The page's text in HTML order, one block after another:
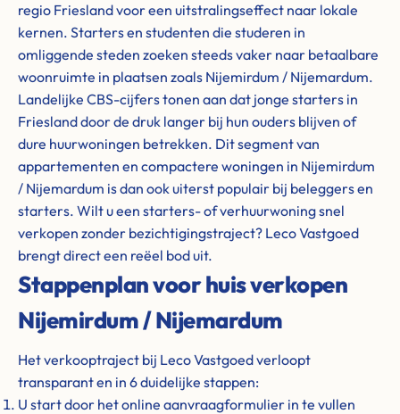
regio Friesland voor een uitstralingseffect naar lokale
kernen. Starters en studenten die studeren in
omliggende steden zoeken steeds vaker naar betaalbare
woonruimte in plaatsen zoals Nijemirdum / Nijemardum.
Landelijke CBS-cijfers tonen aan dat jonge starters in
Friesland door de druk langer bij hun ouders blijven of
dure huurwoningen betrekken. Dit segment van
appartementen en compactere woningen in Nijemirdum
/ Nijemardum is dan ook uiterst populair bij beleggers en
starters. Wilt u een starters- of verhuurwoning snel
verkopen zonder bezichtigingstraject? Leco Vastgoed
brengt direct een reëel bod uit.
Stappenplan voor huis verkopen
Nijemirdum / Nijemardum
Het verkooptraject bij Leco Vastgoed verloopt
transparant en in 6 duidelijke stappen:
U start door het online aanvraagformulier in te vullen